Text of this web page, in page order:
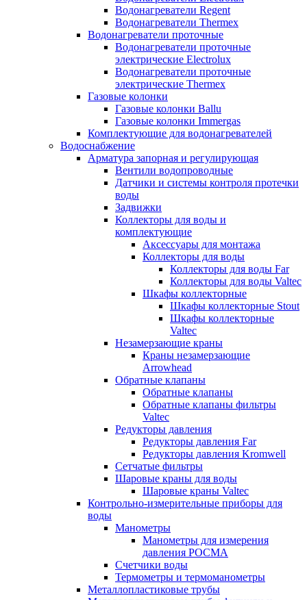
Водонагреватели Regent
Водонагреватели Thermex
Водонагреватели проточные
Водонагреватели проточные
электрические Electrolux
Водонагреватели проточные
электрические Thermex
Газовые колонки
Газовые колонки Ballu
Газовые колонки Immergas
Комплектующие для водонагревателей
Водоснабжение
Арматура запорная и регулирующая
Вентили водопроводные
Датчики и системы контроля протечки
воды
Задвижки
Коллекторы для воды и
комплектующие
Аксессуары для монтажа
Коллекторы для воды
Коллекторы для воды Far
Коллекторы для воды Valtec
Шкафы коллекторные
Шкафы коллекторные Stout
Шкафы коллекторные
Valtec
Незамерзающие краны
Краны незамерзающие
Arrowhead
Обратные клапаны
Обратные клапаны
Обратные клапаны фильтры
Valtec
Редукторы давления
Редукторы давления Far
Редукторы давления Kromwell
Сетчатые фильтры
Шаровые краны для воды
Шаровые краны Valtec
Контрольно-измерительные приборы для
воды
Манометры
Манометры для измерения
давления РОСМА
Счетчики воды
Термометры и термоманометры
Металлопластиковые трубы